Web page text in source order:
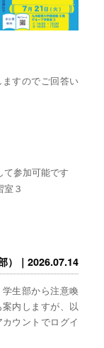
すのでご回答い
て参加可能です
３
）｜2026.07.14
生部から注意喚
内しますが、以
ウントでログイ